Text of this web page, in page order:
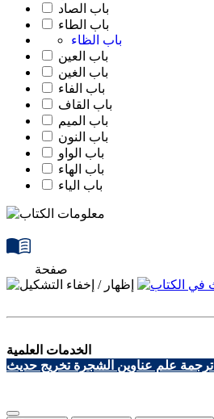
باب الصاد
باب الطاء
باب الظاء
باب العين
باب الغين
باب الفاء
باب القاف
باب الميم
باب النون
باب الواو
باب الهاء
باب الياء
صفحة
الخدمات العلمية
ترجمة علم عناوين الشجرة تخريج حديث